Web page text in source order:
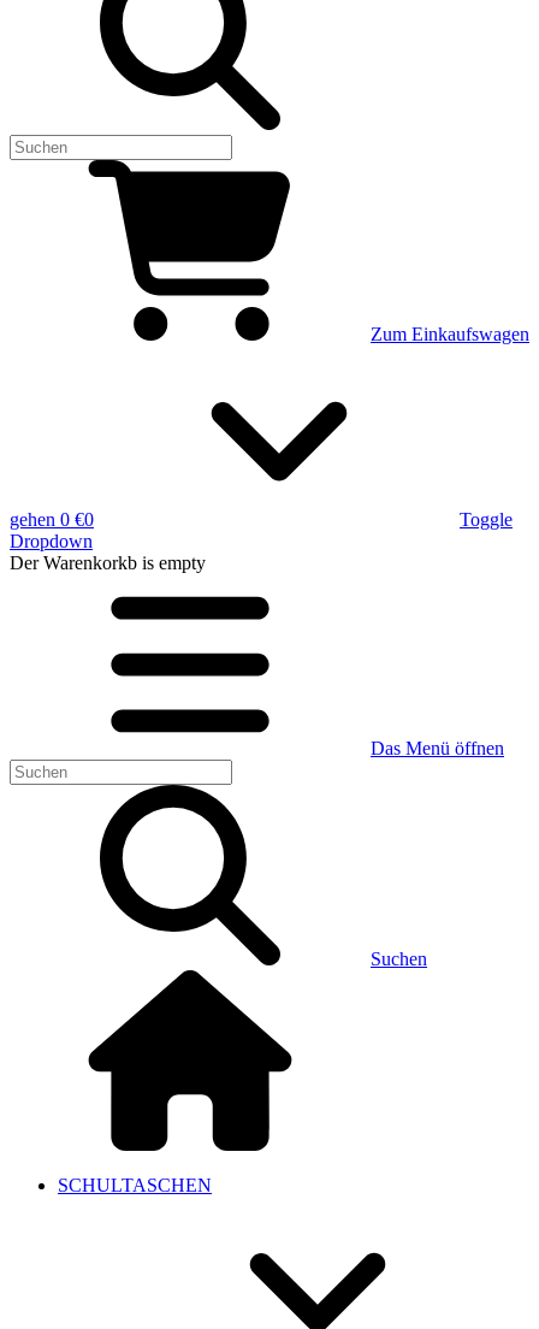
Zum Einkaufswagen
gehen 0 €0
Toggle
Dropdown
Der Warenkorkb is empty
Das Menü öffnen
Suchen
SCHULTASCHEN